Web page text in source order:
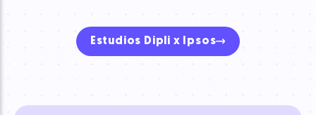
Estudios Dipli x Ipsos